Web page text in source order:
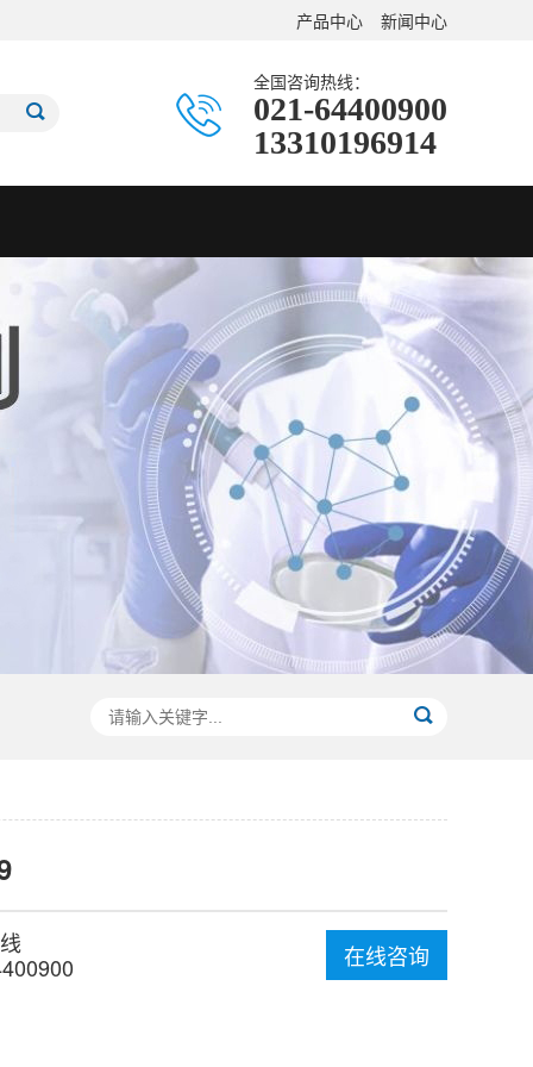
产品中心 新闻中心
全国咨询热线：
021-64400900
13310196914
在线咨询